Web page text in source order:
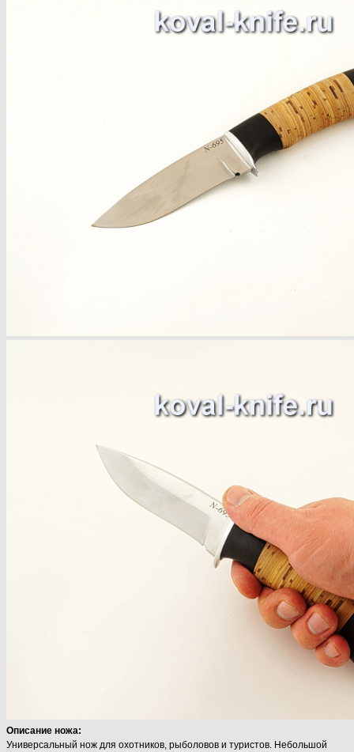
Описание ножа:
Универсальный нож для охотников, рыболовов и туристов. Небольшой